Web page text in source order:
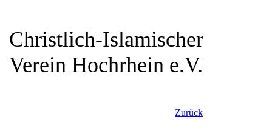
Christlich-Islamischer
Verein Hochrhein e.V.
Zurück